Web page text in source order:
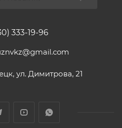
333-19-96
ул. Димитрова, 21